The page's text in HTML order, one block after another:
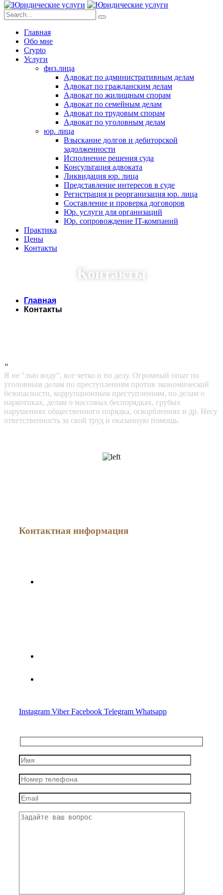
Главная
Обо мне
Crypto
Услуги
физ.лица
Адвокат по административным делам
Адвокат по гражданским делам
Адвокат по жилищным спорам
Адвокат по семейным делам
Адвокат по трудовым спорам
Адвокат по уголовным делам
юр. лица
Взыскание долгов и дебиторской
задолженности
Исполнение решения суда
Консультация адвоката
Ликвидация юр. лица
Представление интересов в суде
Регистрация и реорганизация юр. лица
Составление и проверка договоров
Юр. услуги для организаций
Юр. сопровождение IT-компаний
Практика
Цены
Контакты
Контакты
Главная
Контакты
“
Я не "лью воду", все четко и по делу. Огромный опыт по
уголовным делам по преступлениям против экономической
безопасности, коррупционным преступлениям, по делам о
наркотиках, делам о массовых беспорядках, грубых
нарушениях общественного порядка, оскорблениях и др. Несу
ответственность за свой труд и оказанную помощь.
Контактная информация
Instagram Viber Facebook Telegram Whatsapp